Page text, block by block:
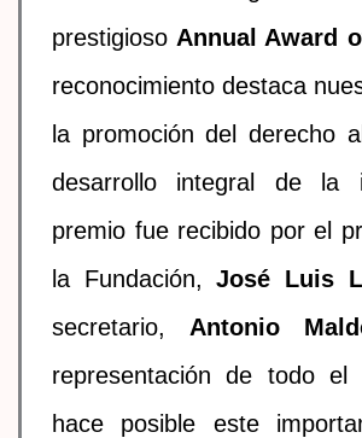
prestigioso Annual Award
reconocimiento destaca
la promoción del derecho
desarrollo integral de la
premio fue recibido por el
la Fundación,José Luis
secretario, Antonio
representación de todo el
hace posible este